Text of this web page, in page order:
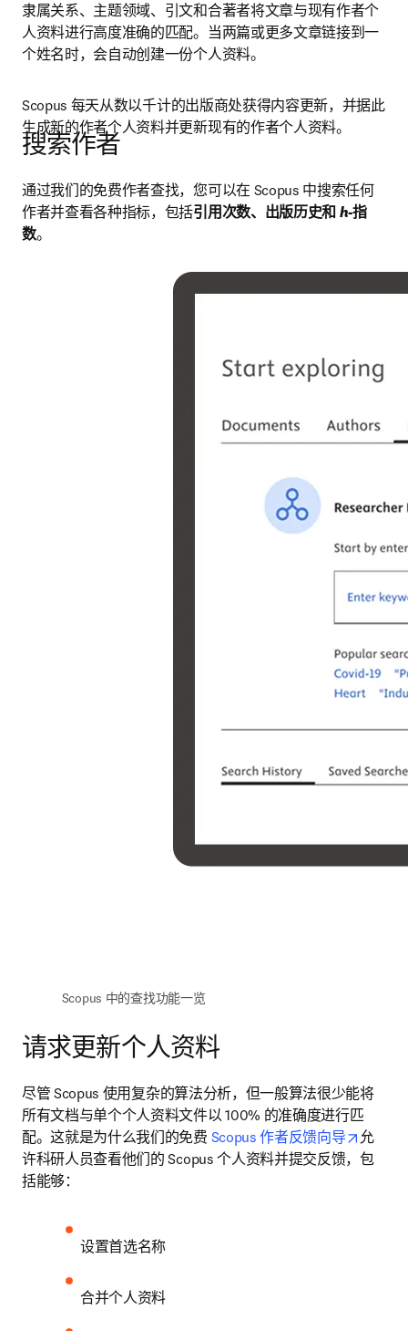
隶属关系、主题领域、引文和合著者将文章与现有作者个
人资料进行高度准确的匹配。当两篇或更多文章链接到一
个姓名时，会自动创建一份个人资料。
Scopus 每天从数以千计的出版商处获得内容更新，并据此
生成新的作者个人资料并更新现有的作者个人资料。
搜索作者
通过我们的免费作者查找，您可以在 Scopus 中搜索任何
作者并查看各种指标，包括引用次数、出版历史和 h-指
数。
Scopus 中的查找功能一览
请求更新个人资料
尽管 Scopus 使用复杂的算法分析，但一般算法很少能将
所有文档与单个个人资料文件以 100% 的准确度进行匹
配。这就是为什么我们的免费 Scopus 作者反馈向导 opens
允
许科研人员查看他们的 Scopus 个人资料并提交反馈，包
括能够：
设置首选名称
合并个人资料